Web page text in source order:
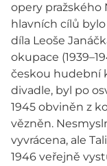
opery pražského
hlavních cílů
díla Leoše
okupace
českou hudební
divadle, byl po
1945 obviněn z
vězněn.
vyvrácena, ale
1946 veřejně